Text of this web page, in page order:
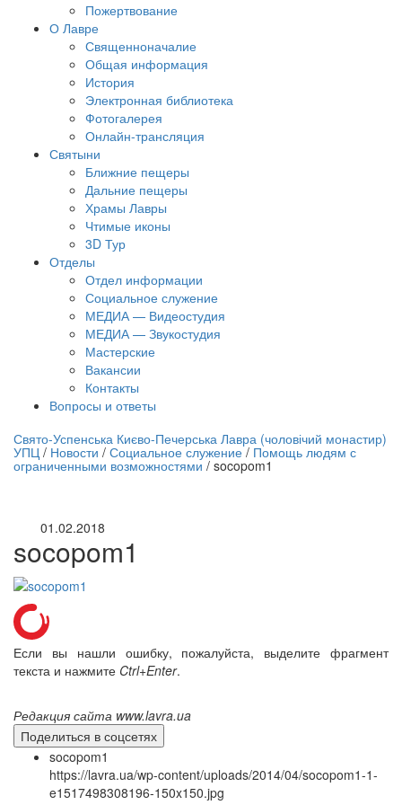
Пожертвование
О Лавре
Священноначалие
Общая информация
История
Электронная библиотека
Фотогалерея
Онлайн-трансляция
Святыни
Ближние пещеры
Дальние пещеры
Храмы Лавры
Чтимые иконы
3D Тур
Отделы
Отдел информации
Социальное служение
МЕДИА — Видеостудия
МЕДИА — Звукостудия
Мастерские
Вакансии
Контакты
Вопросы и ответы
трансляция | 12 сентября
трансляции
Свято-Успенська Києво-Печерська Лавра (чоловічий монастир)
УПЦ / Новости / Социальное служение/ Помощь людям с
ограниченными возможностями / socopom1
01.02.2018
socopom1
Если вы нашли ошибку, пожалуйста, выделите фрагмент
текста и нажмите Ctrl+Enter.
Редакция сайта www.lavra.ua
Поделиться в соцсетях
socopom1
https://lavra.ua/wp-content/uploads/2014/04/socopom1-1-
e1517498308196-150x150.jpg